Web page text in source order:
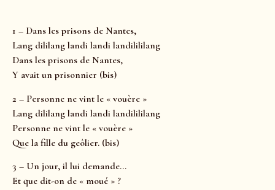
1 – Dans les prisons de Nantes,
Lang dililang landi landi landilililang
Dans les prisons de Nantes,
Y avait un prisonnier (bis)
2 – Personne ne vint le « vouère »
Lang dililang landi landi landilililang
Personne ne vint le « vouère »
Que la fille du geôlier. (bis)
3 – Un jour, il lui demande…
Et que dit-on de « moué » ?